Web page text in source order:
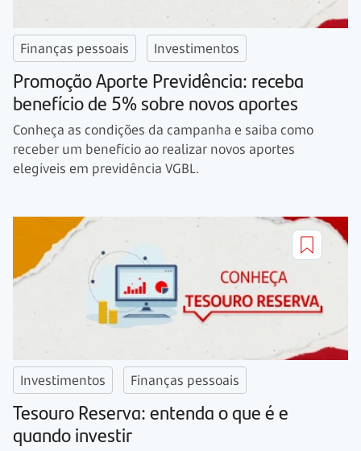
Finanças pessoais Investimentos
Promoção Aporte Previdência: receba
benefício de 5% sobre novos aportes
Conheça as condições da campanha e saiba como
receber um benefício ao realizar novos aportes
elegíveis em previdência VGBL.
Investimentos Finanças pessoais
Tesouro Reserva: entenda o que é e
quando investir